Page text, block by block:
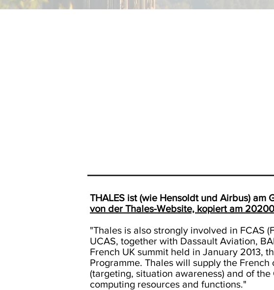
THALES ist (wie Hensoldt und Airbus) am
von der Thales-Website, kopiert am
"Thales is also strongly involved in FCAS
UCAS, together with Dassault Aviation,
French UK summit held in January 2013,
Programme. Thales will supply the
(targeting, situation awareness) and of
computing resources and functions."